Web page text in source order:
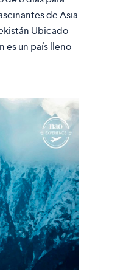
de Asia
Ubicado
es un país lleno